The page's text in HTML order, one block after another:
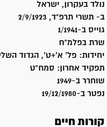
נולד בעקרון, ישראל
ב- תשרי תרפ"ד, 2/9/1923
גוייס ב-1/1941
שרת בפלמ"ח
יחידות: פל' א'+ט', הגדוד
תפקיד אחרון: סמח"ט
שוחרר ב-1949
נפטר ב-19/12/1980
קורות חיים